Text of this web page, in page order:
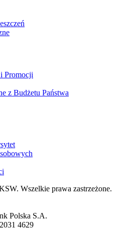
Promocji
z Budżetu Państwa
Wszelkie prawa zastrzeżone.
Polska S.A.
4629